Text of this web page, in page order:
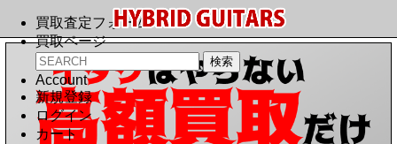
買取査定フォーム
買取ページ
Account
新規登録
ログイン
カート